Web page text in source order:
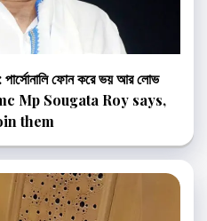
ফোন করে ভয় আর লোভ
Tmc Mp Sougata Roy says,
them